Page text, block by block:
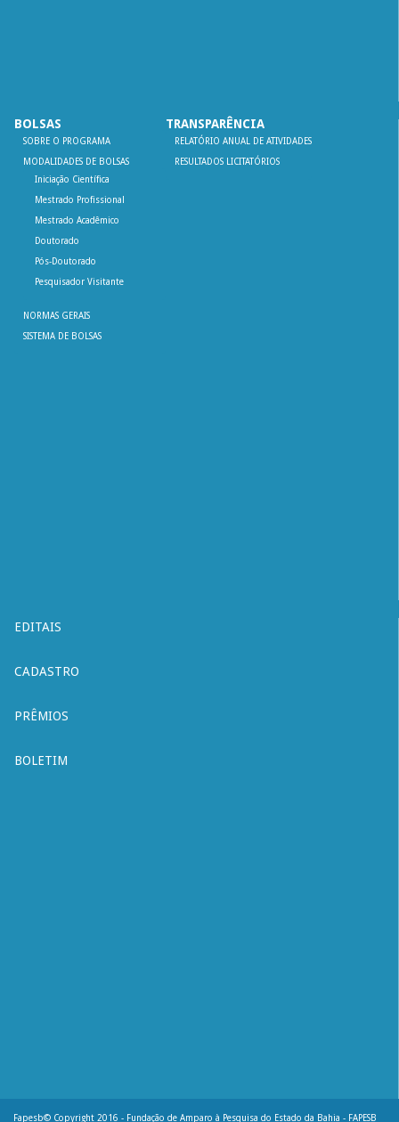
BOLSAS
SOBRE O PROGRAMA
MODALIDADES DE BOLSAS
Iniciação Científica
Mestrado Profissional
Mestrado Acadêmico
Doutorado
Pós-Doutorado
Pesquisador Visitante
NORMAS GERAIS
SISTEMA DE BOLSAS
TRANSPARÊNCIA
RELATÓRIO ANUAL DE ATIVIDADES
RESULTADOS LICITATÓRIOS
EDITAIS
CADASTRO
PRÊMIOS
BOLETIM
Fapesb© Copyright 2016 - Fundação de Amparo à Pesquisa do Estado da Bahia - FAPESB